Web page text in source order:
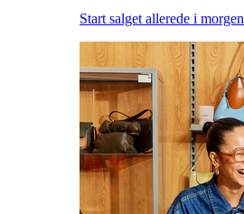
Start salget allerede i morgen